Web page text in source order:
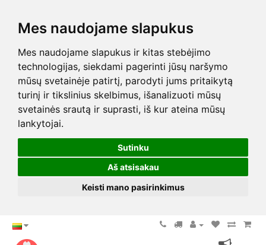
Mes naudojame slapukus
Mes naudojame slapukus ir kitas stebėjimo
technologijas, siekdami pagerinti jūsų naršymo
mūsų svetainėje patirtį, parodyti jums pritaikytą
turinį ir tikslinius skelbimus, išanalizuoti mūsų
svetainės srautą ir suprasti, iš kur ateina mūsų
lankytojai.
Sutinku
Aš atsisakau
Keisti mano pasirinkimus